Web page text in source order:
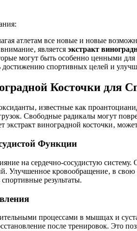
атлетам все новые и новые
является экстракт
могут быть особенно ценными
достижению спортивных целей и
Косточки для
известные как
Свободные радикалы могут
экстракт виноградной косточки‚
Функции
на сердечно-сосудистую
Улучшенное кровообращение‚ в
результаты.
процессами в мышцах и
после тренировок. Это